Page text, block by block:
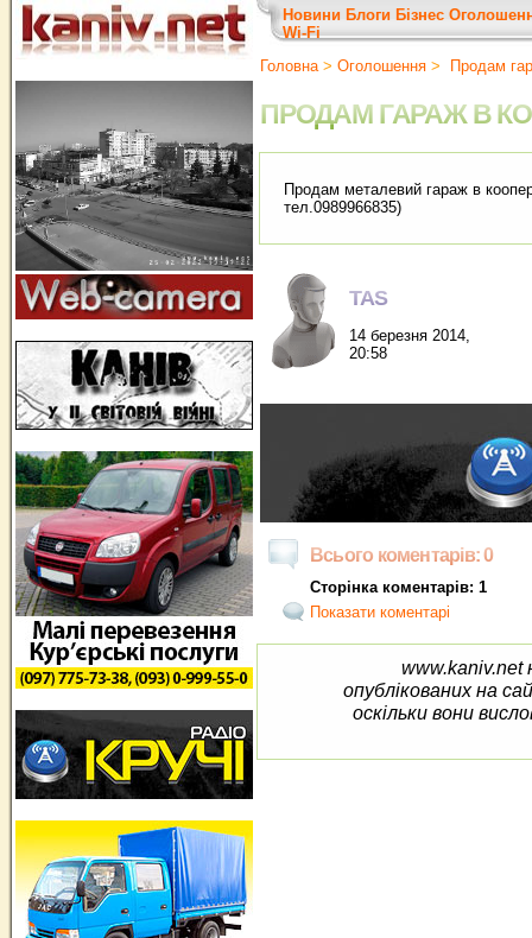
Новини Блоги Бізнес
Wi-Fi
Головна> Оголошення > Продам
ПРОДАМ ГАРАЖ В
Продам металевий гараж в
тел.0989966835)
TAS
14 березня 2014,
20:58
Всього коментарів: 0
Сторінка коментарів: 1
Показати коментарі
www.kaniv.net
опублікованих на
оскільки вони